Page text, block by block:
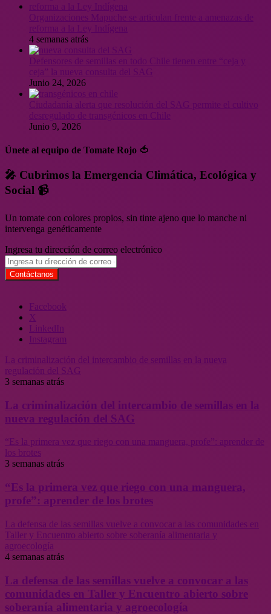
4 semanas atrás
Junio 24, 2026
Ciudadanía alerta que resolución del SAG permite el cultivo
desregulado de transgénicos en Chile
Junio 9, 2026
Únete al equipo de Tomate Rojo 🍅
🎤 Cubrimos la Emergencia Climática, Ecológica y
Social 📹
Un tomate con colores propios, sin tinte ajeno que lo manche ni
intervenga genéticamente
Ingresa tu dirección de correo electrónico
Facebook
X
LinkedIn
Instagram
La criminalización del intercambio de semillas en la nueva
regulación del SAG
3 semanas atrás
La criminalización del intercambio de semillas en la
nueva regulación del SAG
“Es la primera vez que riego con una manguera, profe”: aprender de
los brotes
3 semanas atrás
“Es la primera vez que riego con una manguera,
profe”: aprender de los brotes
La defensa de las semillas vuelve a convocar a las comunidades en
Taller y Encuentro abierto sobre soberanía alimentaria y
agroecología
4 semanas atrás
La defensa de las semillas vuelve a convocar a las
comunidades en Taller y Encuentro abierto sobre
soberanía alimentaria y agroecología